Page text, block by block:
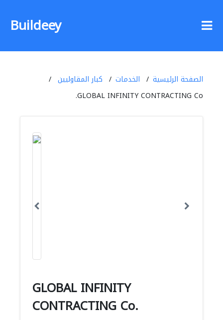
Buildeey
الصفحة الرئيسية الخدمات
كبار المقاوليين
GLOBAL INFINITY CONTRACTING Co.
GLOBAL INFINITY
CONTRACTING Co.